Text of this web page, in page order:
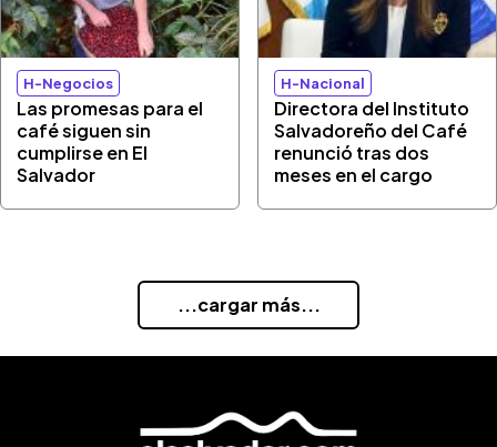
H-Negocios
Las promesas para el
café siguen sin
cumplirse en El
Salvador
H-Nacional
Directora del Instituto
Salvadoreño del Café
renunció tras dos
meses en el cargo
...cargar más...